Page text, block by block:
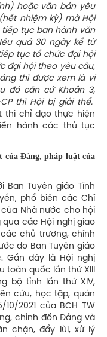
hoặc văn bản yêu
nhiệm kỳ) mà Hội
tiếp tục ban hành văn
quá 30 ngày kể từ
tục tổ chức đại hội
đại hội theo yêu cầu,
thì được xem là vi
đó căn cứ Khoản 3,
thì Hội bị giải thể.
thì chỉ đạo thực hiện
hành các thủ tục
của Đảng, pháp luật của
Ban Tuyên giáo Tỉnh
phổ biến các Chỉ
Nhà nước cho hội
qua các Hội nghị giao
chủ trương, chính
do Ban Tuyên giáo
Gần đây là Hội nghị
toàn quốc lần thứ XIII
bộ tỉnh lần thứ XIV,
cứu, học tập, quán
2021 của BCH TW
chỉnh đốn Đảng và
chặn, đẩy lùi, xử lý